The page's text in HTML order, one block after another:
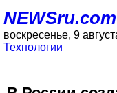
NEWSru.com
воскресенье, 9
Технологии